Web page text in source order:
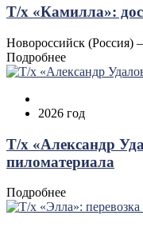
Т/х «Камилла»:
Новороссийск
Подробнее
2026 год
Т/х «Александр
пиломатериала
Подробнее